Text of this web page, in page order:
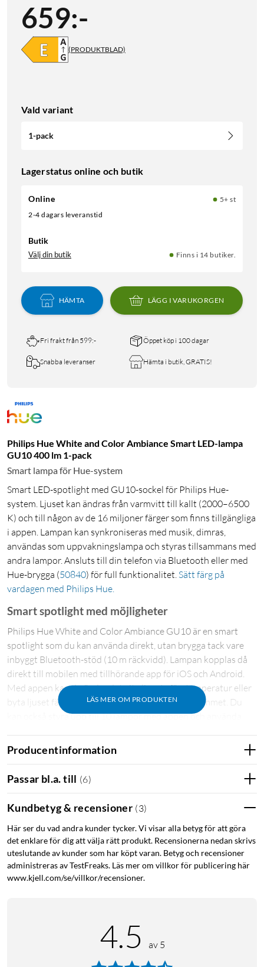
659:-
(PRODUKTBLAD)
Vald variant
1-pack
Lagerstatus online och butik
Online
5+ st
2-4 dagars leveranstid
Butik
Välj din butik Finns i 14 butiker.
HÄMTA LÄGG I VARUKORGEN
Fri frakt från 599:- Öppet köp i 100 dagar
Snabba leveranser Hämta i butik, GRATIS!
Philips Hue White and Color Ambiance Smart LED-lampa
GU10 400 lm 1-pack
Smart lampa för Hue-system
Smart LED-spotlight med GU10-sockel för Philips Hue-
system. Ljuset kan ändras från varmvitt till kallt (2000–6500
K) och till någon av de 16 miljoner färger som finns tillgängliga
i appen. Lampan kan synkroniseras med musik, dimras,
användas som uppvakningslampa och styras tillsammans med
andra lampor. Ansluts till din telefon via Bluetooth eller med
Hue-brygga (50840) för full funktionalitet.Sätt färg på
vardagen med Philips Hue.
LÄS MER OM PRODUKTEN
Smart spotlight med möjligheter
Philips Hue White and Color Ambiance GU10 är en smart
spotlight som du kan använda direkt, utan brygga tack vare
inbyggt Bluetooth-stöd (10 m räckvidd). Lampan kopplas då
direkt till mobilen med tillhörande app för iOS och Android.
Med appen kan du ändra det vita ljusets färgtemperatur eller
byta ljuset färg för att skapa en viss stämning i rummet. Du
kan också styra upp till 10 lampor med appen och använda
Assistant.
Fler funktioner med Hue Bridge
Med en Hue Bridge(50840)får du fler möjligheter att styra
LED-lampan. Bland annat kan du då fjärrstyra lampan när du
inte är hemma, använda den som en uppvakningslampa,
parkoppla den med trådlösa tillbehör som strömbrytare och
rörelsevakt, och styra upp till 50 lampor med din mobil eller
surfplatta. Dessutom kan LED-lampan användas tillsammans
med Apple Homekit och styras via Siri när du ansluter den till
Producentinformation
Passar bl.a. till (6)
Kundbetyg & recensioner (3)
Här ser du vad andra kunder tycker. Vi visar alla betyg för att göra
det enklare för dig att välja rätt produkt. Recensionerna nedan skrivs
uteslutande av kunder som har köpt varan. Betyg och recensioner
administreras av TestFreaks. Läs mer om villkor för publicering här
www.kjell.com/se/villkor/recensioner.
4.5 av 5